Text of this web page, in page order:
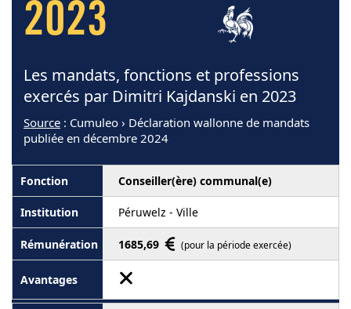
2023
Les mandats, fonctions et professions
exercés par Dimitri Kajdanski en 2023
Source : Cumuleo › Déclaration wallonne de mandats
publiée en décembre 2024
Conseiller(ère) communal(e)
Péruwelz - Ville
1685,69 (pour la période exercée)